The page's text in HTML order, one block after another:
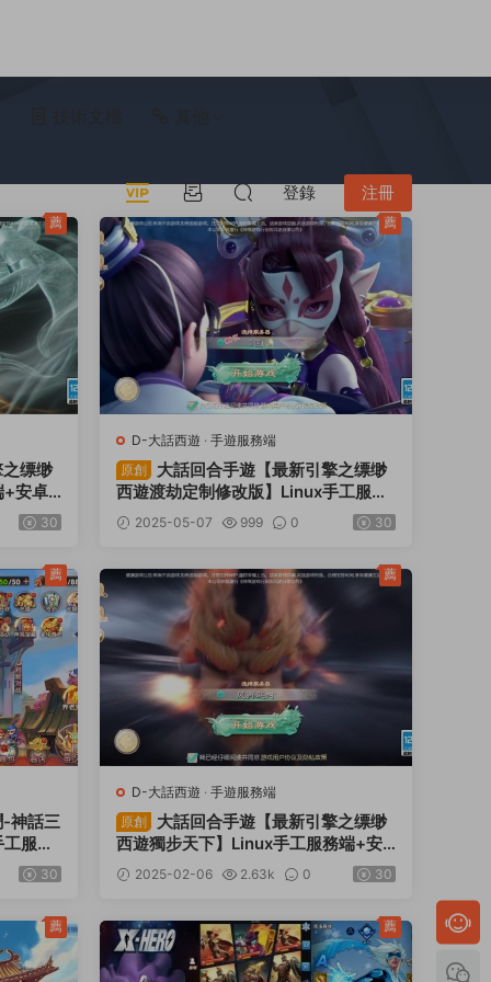
登錄 注冊
缥缈
+安卓
視頻30
薦
D-大話西遊 · 手遊服務端
原創
大話回合手遊【最新引擎之缥缈
西遊渡劫定制修改版】Linux手工服務
端+安卓蘋果雙端+管理後台+CDK後
台+視頻架設教程
2025-05-07 999 0 30
薦
-神話三
服務
+CDK
30
薦
D-大話西遊 · 手遊服務端
原創
大話回合手遊【最新引擎之缥缈
西遊獨步天下】Linux手工服務端+安
卓蘋果雙端+管理後台+CDK後台+視
頻架設教程
2025-02-06 2.63k 0 30
薦
薦 薦